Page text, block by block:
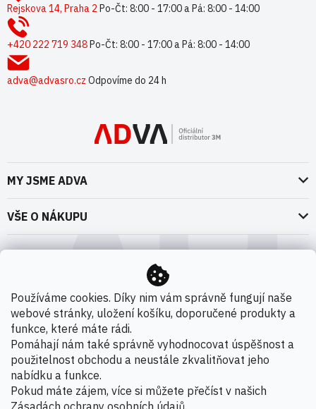
Používáme cookies. Díky nim vám správně fungují naše
webové stránky, uložení košíku, doporučené produkty a
funkce, které máte rádi.
Pomáhají nám také správně vyhodnocovat úspěšnost a
použitelnost obchodu a neustále zkvalitňovat jeho
nabídku a funkce.
Pokud máte zájem, více si můžete přečíst v našich
Zásadách ochrany osobních údajů
pRejskova 14, Praha 2 Po-Čt: 8:00 - 17:00 a Pá: 8:00 - 14:00
+420 222 719 348Po-Čt: 8:00 - 17:00 a Pá: 8:00 - 14:00
adva@advasro.cz Odpovíme do 24 h
MY JSME ADVA
O nás
Naše dokumenty
Kontakty
Novinky
VŠE O NÁKUPU
Doprava a platba
VOP pro spotřebitele - fyzické osoby
VOP pro nakupující podnikatele
VOP Letectví / GT&C Aerospace
Zpracování osobních údajů
Kamenná prodejna
Možnosti platby
Copyright 2026
Všechna práva vyhrazena.